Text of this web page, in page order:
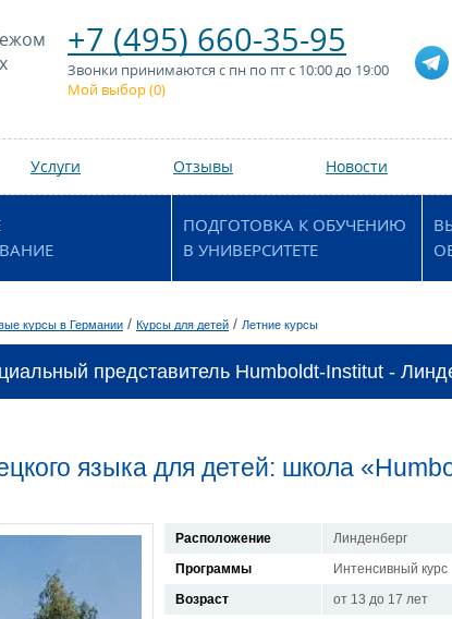
+7 (495) 660-35-95
Звонки принимаются с пн по пт с 10:00 до 19:00
Мой выбор (0)
Услуги Отзывы Новости
ПОДГОТОВКА К ОБУЧЕНИЮ
В УНИВЕРСИТЕТЕ
курсы в Германии / Курсы для детей / Летние курсы
представитель Humboldt-Institut -
языка для детей: школа
Расположение
Линденберг
Программы
Интенсивный курс
Возраст
от 13 до 17 лет